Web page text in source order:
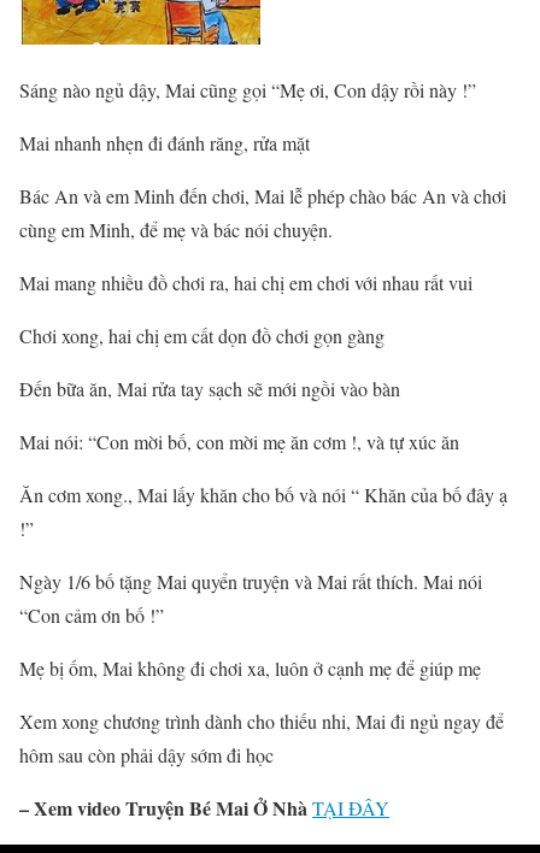
Sáng nào ngủ dậy, Mai cũng gọi “Mẹ ơi, Con dậy rồi này !”
Mai nhanh nhẹn đi đánh răng, rửa mặt
Bác An và em Minh đến chơi, Mai lễ phép chào bác An và chơi
cùng em Minh, để mẹ và bác nói chuyện.
Mai mang nhiều đồ chơi ra, hai chị em chơi với nhau rất vui
Chơi xong, hai chị em cất dọn đồ chơi gọn gàng
Đến bữa ăn, Mai rửa tay sạch sẽ mới ngồi vào bàn
Mai nói: “Con mời bố, con mời mẹ ăn cơm !, và tự xúc ăn
Ăn cơm xong., Mai lấy khăn cho bố và nói “ Khăn của bố đây ạ
!”
Ngày 1/6 bố tặng Mai quyển truyện và Mai rất thích. Mai nói
“Con cảm ơn bố !”
Mẹ bị ốm, Mai không đi chơi xa, luôn ở cạnh mẹ để giúp mẹ
Xem xong chương trình dành cho thiếu nhi, Mai đi ngủ ngay để
hôm sau còn phải dậy sớm đi học
– Xem video Truyện Bé Mai Ở NhàTẠI ĐÂY